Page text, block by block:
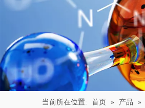
当前所在位置: 首页 » 产品 »